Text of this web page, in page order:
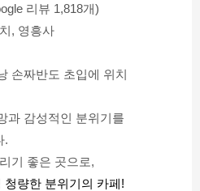
리뷰 1,818개)
, 영흥사
손짜반도 초입에 위치
과 감성적인 분위기를
.
기 좋은 곳으로,
청량한 분위기의 카페!